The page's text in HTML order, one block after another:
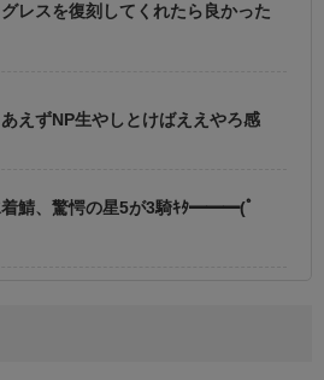
グレスを復刻してくれたら良かった
あえずNP生やしとけばええやろ感
着鯖、驚愕の星5が3騎ｷﾀ━━━(ﾟ